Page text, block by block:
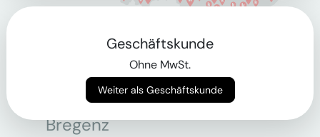
Bregenz
Geschäftskunde
Ohne MwSt.
Weiter als Geschäftskunde